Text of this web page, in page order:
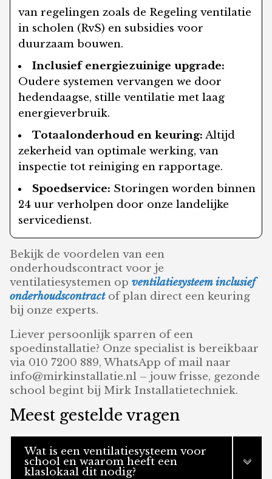
van regelingen zoals de Regeling ventilatie
in scholen (RvS) en subsidies voor
duurzaam bouwen.
Inclusief energiezuinige upgrade:
Oudere systemen vervangen we door
hedendaagse, stille ventilatie met laag
energieverbruik.
Totaalonderhoud en keuring: Altijd
zekerheid van optimale werking, van
inspectie tot reiniging en rapportage.
Spoedservice: Storingen worden binnen
24 uur verholpen door onze landelijke
servicedienst.
Bekijk de voordelen van een
onderhoudscontract voor je
ventilatiesystemen opventilatiesysteem inclusief
onderhoudscontractof plan direct een keuring
bij onze experts.
Liever persoonlijk sparren of een
spoedinstallatie? Onze specialist is bereikbaar
via 010 7200 889, WhatsApp of mail naar
info@mirkinstallatie.nl – jouw frisse, gezonde
school begint bij Mirk Installatietechniek.
Meest gestelde vragen
Wat is een ventilatiesysteem voor
school en waarom heeft een
klaslokaal dit nodig?